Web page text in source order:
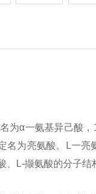
为α一氨基异己酸
名为亮氨酸。L一
、L-撷氨酸的分子